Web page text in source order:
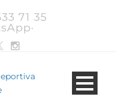
71 35